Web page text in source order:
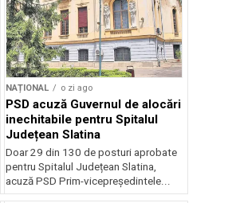
NAȚIONAL o zi ago
PSD acuză Guvernul de alocări
inechitabile pentru Spitalul
Județean Slatina
Doar 29 din 130 de posturi aprobate
pentru Spitalul Județean Slatina,
acuză PSD Prim-vicepreședintele...